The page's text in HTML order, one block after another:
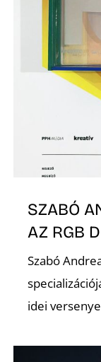
SZABÓ
AZ RGB
Szabó
idei